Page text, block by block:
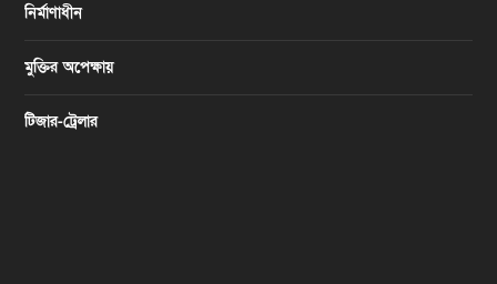
নির্মাণাধীন
মুক্তির অপেক্ষায়
টিজার-ট্রেলার